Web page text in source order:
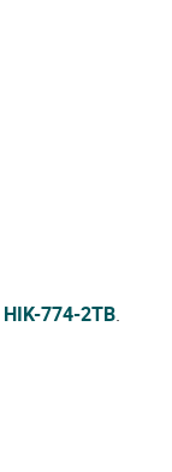
HIK-774-2TB.